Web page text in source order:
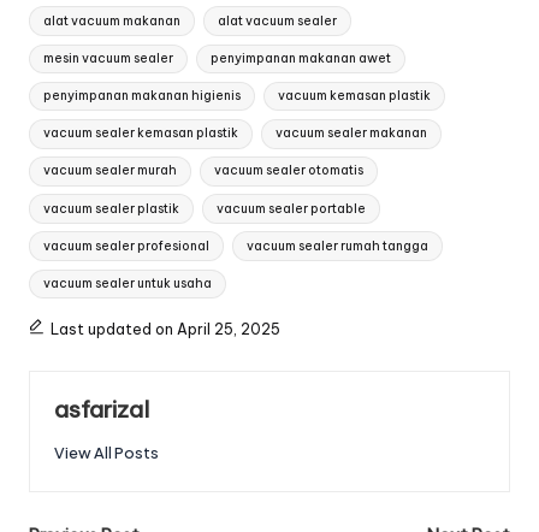
Tags:
alat vacuum makanan alat vacuum sealer
mesin vacuum sealer penyimpanan makanan awet
penyimpanan makanan higienis vacuum kemasan plastik
vacuum sealer kemasan plastik vacuum sealer makanan
vacuum sealer murah vacuum sealer otomatis
vacuum sealer plastik vacuum sealer portable
vacuum sealer profesional vacuum sealer rumah tangga
vacuum sealer untuk usaha
Last updated on April 25, 2025
asfarizal
View All Posts